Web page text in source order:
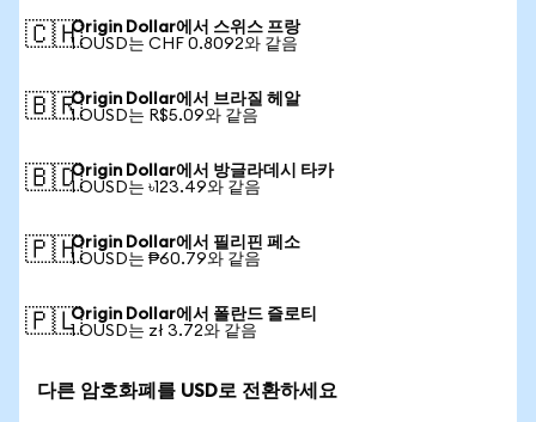
🇨🇭Origin Dollar에서 스위스 프랑
1 OUSD는 CHF 0.8092와 같음
🇧🇷Origin Dollar에서 브라질 헤알
1 OUSD는 R$5.09와 같음
🇧🇩Origin Dollar에서 방글라데시 타카
1 OUSD는 ৳123.49와 같음
🇵🇭Origin Dollar에서 필리핀 페소
1 OUSD는 ₱60.79와 같음
🇵🇱Origin Dollar에서 폴란드 즐로티
1 OUSD는 zł 3.72와 같음
다른 암호화폐를 USD로 전환하세요